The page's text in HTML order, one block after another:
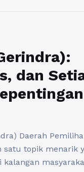
dan
Daerah
satu topik menarik